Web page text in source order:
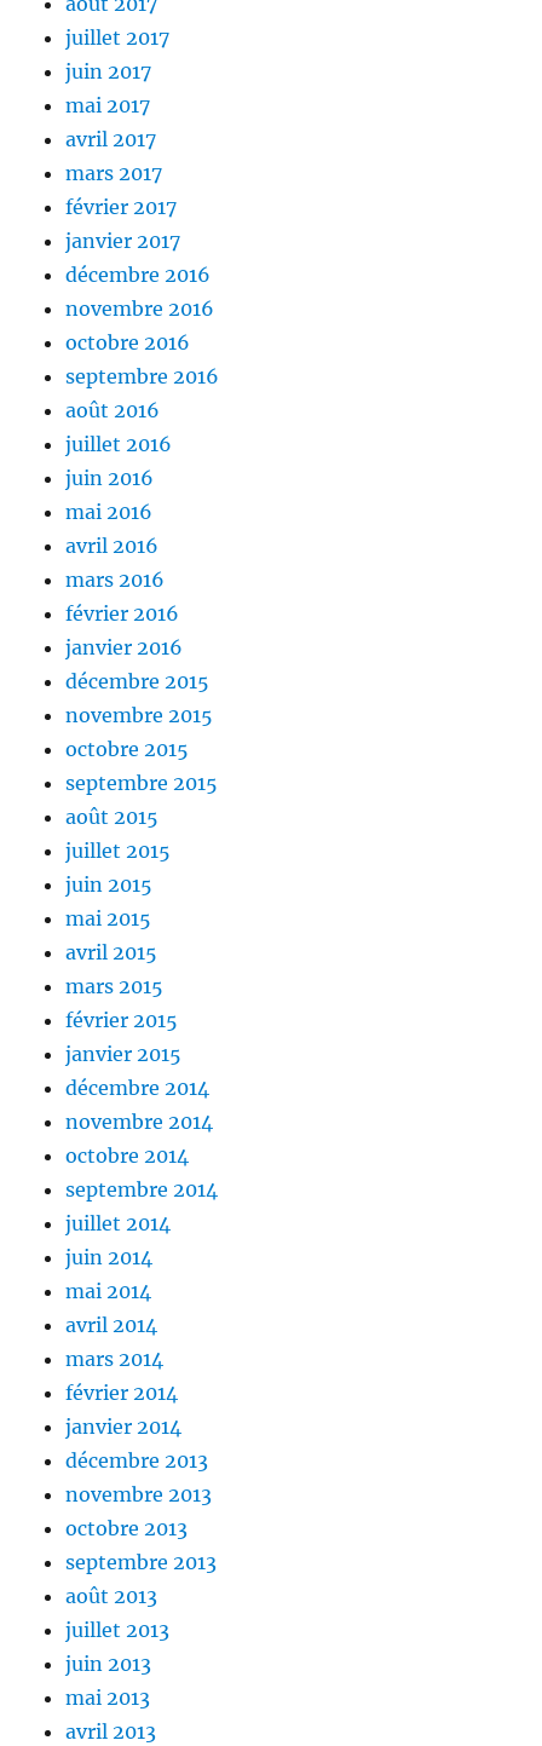
juillet 2017
juin 2017
mai 2017
avril 2017
mars 2017
février 2017
janvier 2017
décembre 2016
novembre 2016
octobre 2016
septembre 2016
août 2016
juillet 2016
juin 2016
mai 2016
avril 2016
mars 2016
février 2016
janvier 2016
décembre 2015
novembre 2015
octobre 2015
septembre 2015
août 2015
juillet 2015
juin 2015
mai 2015
avril 2015
mars 2015
février 2015
janvier 2015
décembre 2014
novembre 2014
octobre 2014
septembre 2014
juillet 2014
juin 2014
mai 2014
avril 2014
mars 2014
février 2014
janvier 2014
décembre 2013
novembre 2013
octobre 2013
septembre 2013
août 2013
juillet 2013
juin 2013
mai 2013
avril 2013